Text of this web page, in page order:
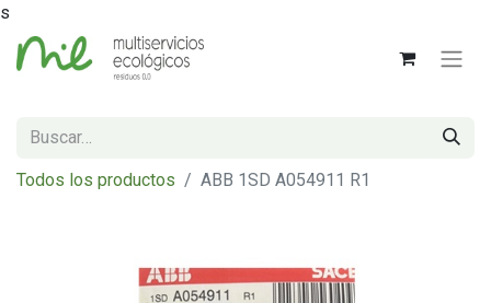
s
Todos los productos ABB 1SD A054911 R1